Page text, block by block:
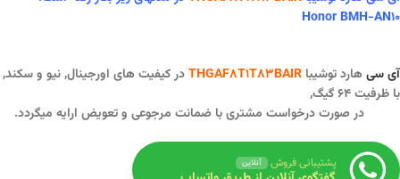
Honor BMH-AN10
آی سیهارد توشیبا THGAF8T1T83BAIRدر کیفیت های اورجینال, نیو و سکند,
با ظرفیت ۶۴ گیگ,
در صورت درخواست مشتری با ضمانت مرجوعی و تعویض ارایه میگردد.
پشتیبانی فروش آنلاین